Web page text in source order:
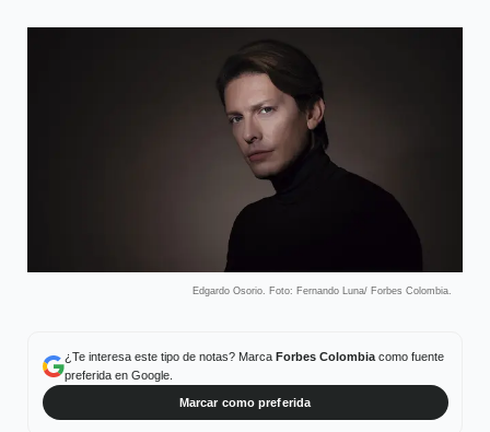
Edgardo Osorio. Foto: Fernando Luna/ Forbes Colombia.
¿Te interesa este tipo de notas? Marca Forbes Colombiacomo fuente
preferida en Google.
Marcar como preferida